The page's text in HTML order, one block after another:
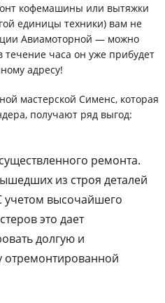
кофемашины или вытяжки
единицы техники) вам не
Авиамоторной — можно
часа он уже прибудет
адресу!
мастерской Сименс, которая
получают ряд выгод:
ремонта.
из строя деталей
высочайшего
это дает
долгую и
отремонтированной